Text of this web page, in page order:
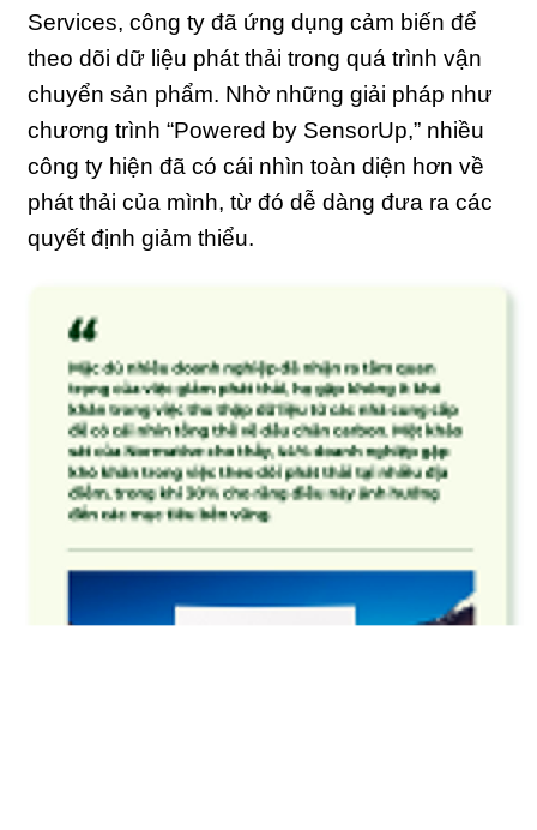
Services, công ty đã ứng dụng cảm biến để
theo dõi dữ liệu phát thải trong quá trình vận
chuyển sản phẩm. Nhờ những giải pháp như
chương trình “Powered by SensorUp,” nhiều
công ty hiện đã có cái nhìn toàn diện hơn về
phát thải của mình, từ đó dễ dàng đưa ra các
quyết định giảm thiểu.